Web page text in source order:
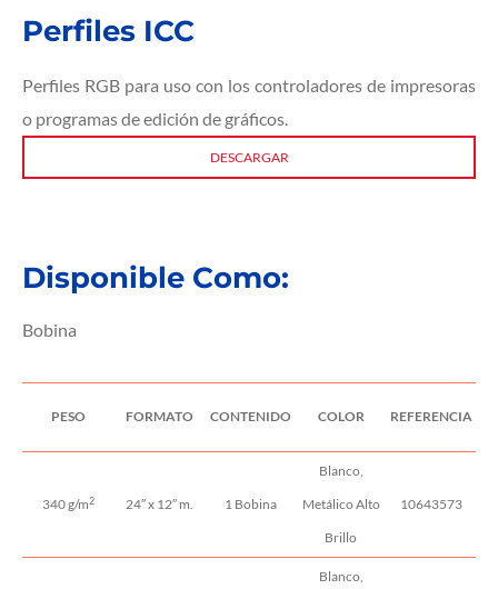
Perfiles ICC
Perfiles RGB para uso con los controladores de impresoras
o programas de edición de gráficos.
DESCARGAR
Disponible Como:
Bobina
PESO FORMATO CONTENIDO COLOR REFERENCIA
340 g/m2 24″ x 12″ m. 1 Bobina
Blanco,
Metálico Alto
Brillo
10643573
Blanco,